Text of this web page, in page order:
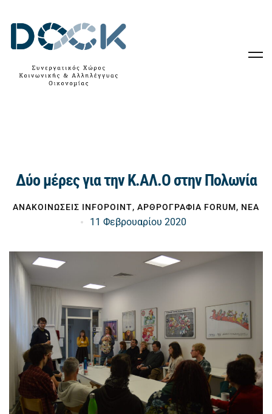
Δύο μέρες για την Κ.ΑΛ.Ο στην Πολωνία
ΑΝΑΚΟΙΝΩΣΕΙΣ INFOPOINT, ΑΡΘΡΟΓΡΑΦΙΑ FORUM, ΝΕΑ
11 Φεβρουαρίου 2020